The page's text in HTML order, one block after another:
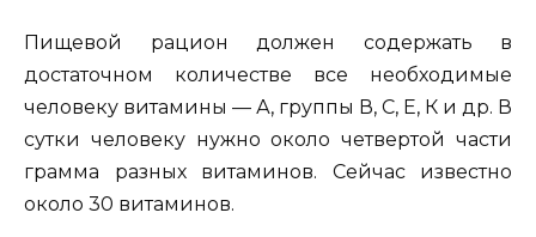
Пищевой рацион должен содержать в
достаточном коли­честве все необходимые
человеку витамины — А, группы В, С, Е, К и др. В
сутки человеку нужно около четвертой части
грамма разных витаминов. Сейчас известно
около 30 витаминов.